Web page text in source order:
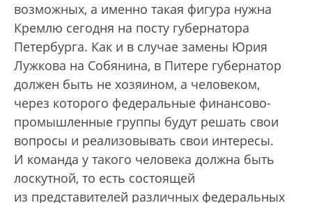
возможных, а именно такая фигура нужна
Кремлю сегодня на посту губернатора
Петербурга. Как и в случае замены Юрия
Лужкова на Собянина, в Питере губернатор
должен быть не хозяином, а человеком,
через которого федеральные финансово-
промышленные группы будут решать свои
вопросы и реализовывать свои интересы.
И команда у такого человека должна быть
лоскутной, то есть состоящей
из представителей различных федеральных